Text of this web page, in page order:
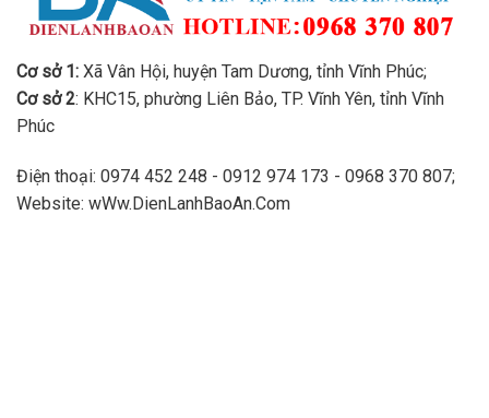
Cơ sở 1: Xã Vân Hội, huyện Tam Dương, tỉnh Vĩnh Phúc;
Cơ sở 2: KHC15, phường Liên Bảo, TP. Vĩnh Yên, tỉnh Vĩnh
Phúc
Điện thoại: 0974 452 248 - 0912 974 173 - 0968 370 807;
Website: wWw.DienLanhBaoAn.Com